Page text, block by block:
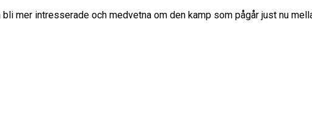
mer intresserade och medvetna om den kamp som pågår just nu